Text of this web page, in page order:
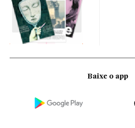
Baixe o app